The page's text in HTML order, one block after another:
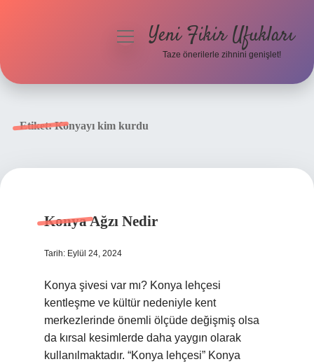
menüyüYeni Fikir Ufukları
Taze önerilerle zihnini genişlet!
Etiket:Konyayı kim kurdu
Konya Ağzı Nedir
Tarih: Eylül 24, 2024
Konya şivesi var mı? Konya lehçesi
kentleşme ve kültür nedeniyle kent
merkezlerinde önemli ölçüde değişmiş olsa
da kırsal kesimlerde daha yaygın olarak
kullanılmaktadır. “Konya lehçesi” Konya